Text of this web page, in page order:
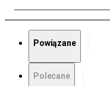
Powiązane
Polecane